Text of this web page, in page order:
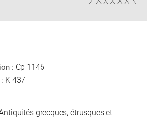
: Cp 1146
K 437
grecques, étrusques et